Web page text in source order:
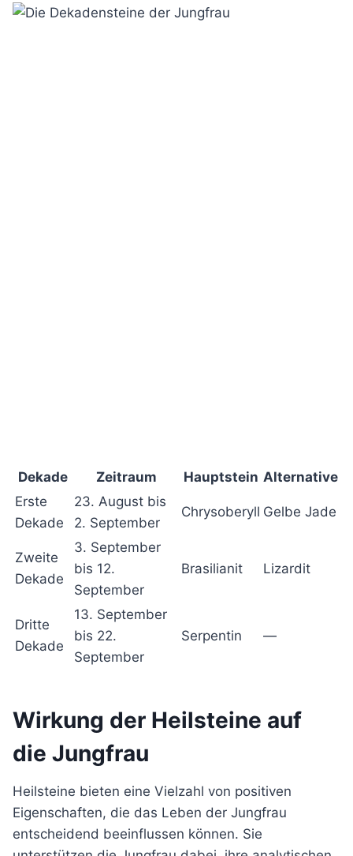
Dekade Zeitraum Hauptstein Alternative
Erste
Dekade
23. August bis
2. September
Chrysoberyll Gelbe Jade
Zweite
Dekade
3. September
bis 12.
September
Brasilianit Lizardit
Dritte
Dekade
13. September
bis 22.
September
Serpentin —
Wirkung der Heilsteine auf
die Jungfrau
Heilsteine bieten eine Vielzahl von positiven
Eigenschaften, die das Leben der Jungfrau
entscheidend beeinflussen können. Sie